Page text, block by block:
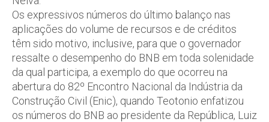
Os expressivos números do último balanço nas
aplicações do volume de recursos e de créditos
têm sido motivo, inclusive, para que o governador
ressalte o desempenho do BNB em toda solenidade
da qual participa, a exemplo do que ocorreu na
abertura do 82º Encontro Nacional da Indústria da
Construção Civil (Enic), quando Teotonio enfatizou
os números do BNB ao presidente da República, Luiz